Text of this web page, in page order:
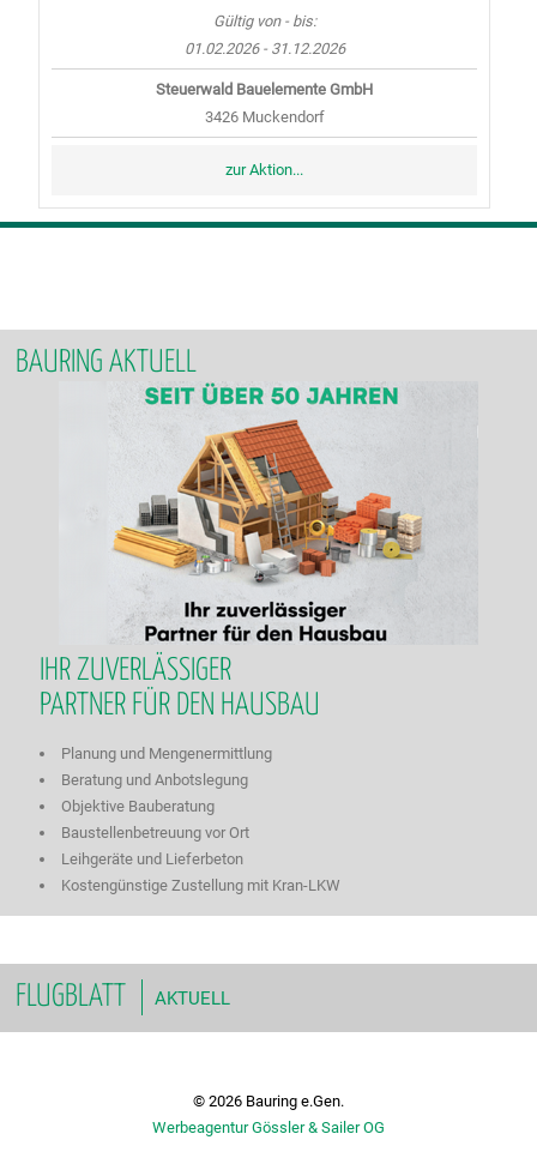
Gültig von - bis:
01.02.2026 - 31.12.2026
Steuerwald Bauelemente GmbH
3426 Muckendorf
zur Aktion...
BAURING AKTUELL
IHR ZUVERLÄSSIGER
PARTNER FÜR DEN HAUSBAU
Planung und Mengenermittlung
Beratung und Anbotslegung
Objektive Bauberatung
Baustellenbetreuung vor Ort
Leihgeräte und Lieferbeton
Kostengünstige Zustellung mit Kran-LKW
FLUGBLATT AKTUELL
© 2026 Bauring e.Gen.
Werbeagentur Gössler & Sailer OG